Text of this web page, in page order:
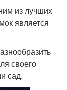
из лучших
является
своего
сад.